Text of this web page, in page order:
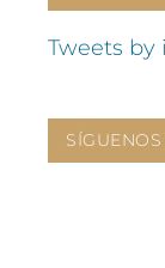
Tweets by